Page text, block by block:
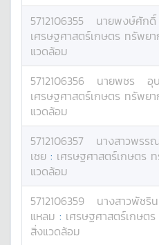
5712106355 นายพงษ์ศักดิ์
เศรษฐศาสตร์เกษตร ทรัพยา
แวดล้อม
5712106356 นายพชร อุ
เศรษฐศาสตร์เกษตร ทรัพยา
แวดล้อม
5712106357 นางสาวพรร
เชย : เศรษฐศาสตร์เกษตร
แวดล้อม
5712106359 นางสาวพัชริ
แหลม : เศรษฐศาสตร์เกษต
สิ่งแวดล้อม